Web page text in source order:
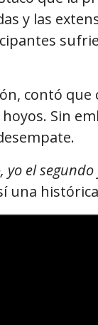
y las
contó
Sin
yo el
una